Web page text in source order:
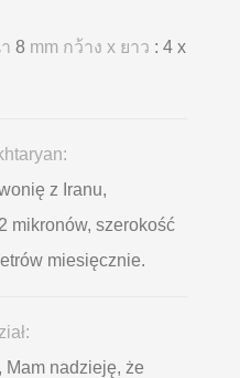
8 mm กว้าง x ยาว : 4 x
z Iranu,
mikronów, szerokość
miesięcznie.
Mam nadzieję, że